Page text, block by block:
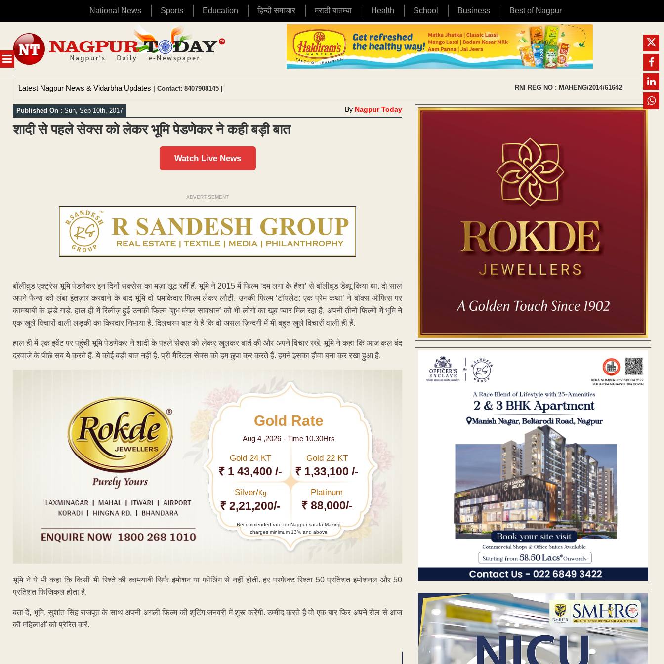
National News Sports Education हिन्दी समाचार मराठी बातम्या Health School Business Best of Nagpur
MENU
content
Latest Nagpur News & Vidarbha Updates | Contact: 8407908145 | RNI REG NO : MAHENG/2014/61642
Published On : Sun, Sep 10th, 2017 By Nagpur Today
शादी से पहले सेक्स को लेकर भूमि पेडणेकर ने कही बड़ी बात
Watch Live News
ADVERTISEMENT
बॉलीवुड एक्ट्रेस भूमि पेडणेकर इन दिनों सक्सेस का मज़ा लूट रहीं हैं. भूमि ने 2015 में फिल्म ‘दम लगा के हैशा’ से बॉलीवुड डेब्यू किया था. दो साल
अपने फैन्स को लंबा इंतज़ार करवाने के बाद भूमि दो धमाकेदार फिल्म लेकर लौटी. उनकी फिल्म ‘टॉयलेट: एक प्रेम कथा’ ने बॉक्स ऑफिस पर
कामयाबी के झंडे गाड़े. हाल ही में रिलीज़ हुई उनकी फिल्म ‘शुभ मंगल सावधान’ को भी लोगों का खूब प्यार मिल रहा है. अपनी तीनो फिल्मों में भूमि ने
एक खुले विचारों वाली लड़की का किरदार निभाया है. दिलचस्प बात ये है कि वो असल ज़िन्दगी में भी बहुत खुले विचारों वाली ही हैं.
हाल ही में एक इवेंट पर पहुंची भूमि पेडणेकर ने शादी के पहले सेक्स को लेकर खुलकर बातें की और अपने विचार रखे. भूमि ने कहा कि आज कल बंद
दरवाजे के पीछे सब ये करते हैं. ये कोई बड़ी बात नहीं है. प्री मैरिटल सेक्स को हम छुपा कर करते हैं. हमने इसका हौवा बना कर रखा हुआ है.
Gold Rate
Aug 4 ,2026 - Time 10.30Hrs
Gold 24 KT
₹ 1 43,400 /-
Gold 22 KT
₹ 1,33,100 /-
Silver/Kg
₹ 2,21,200/-
Platinum
₹ 88,000/-
Recommended rate for Nagpur sarafa Making
charges minimum 13% and above
भूमि ने ये भी कहा कि किसी भी रिश्ते की कामयाबी सिर्फ इमोशन या फीलिंग से नहीं होती. हर परफेक्ट रिश्ता 50 प्रतिशत इमोशनल और 50
प्रतिशत फिजिकल होता है.
बता दें, भूमि, सुशांत सिंह राजपूत के साथ अपनी अगली फिल्म की शूटिंग जनवरी में शुरू करेंगी. उम्मीद करते हैं वो एक बार फिर अपने रोल से आज
की महिलाओं को प्रेरित करें.